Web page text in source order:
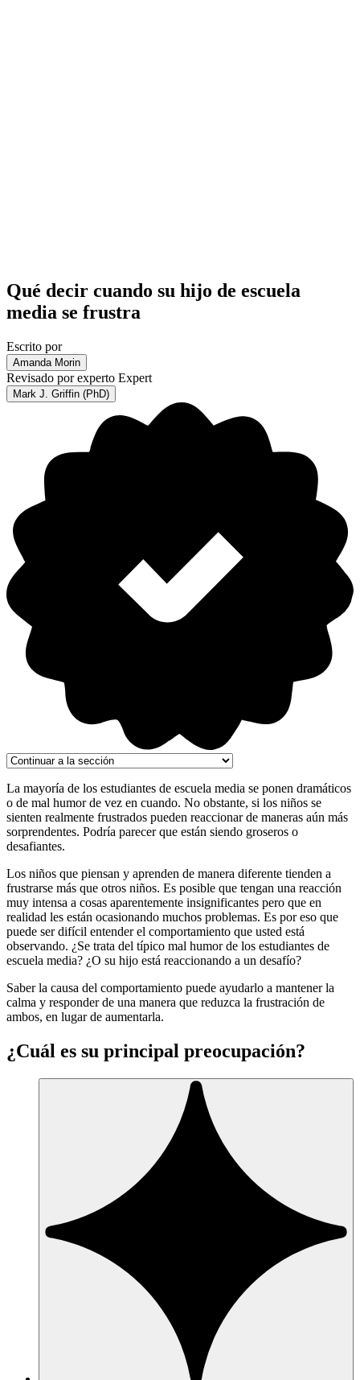
Qué decir cuando su hijo de escuela
media se frustra
Escrito por
Amanda Morin
Revisado por experto Expert
Mark J. Griffin (PhD)
La mayoría de los estudiantes de escuela media se ponen dramáticos
o de mal humor de vez en cuando. No obstante, si los niños se
sienten realmente frustrados pueden reaccionar de maneras aún más
sorprendentes. Podría parecer que están siendo groseros o
desafiantes.
Los niños que piensan y aprenden de manera diferente tienden a
frustrarse más que otros niños. Es posible que tengan una reacción
muy intensa a cosas aparentemente insignificantes pero que en
realidad les están ocasionando muchos problemas. Es por eso que
puede ser difícil entender el comportamiento que usted está
observando. ¿Se trata del típico mal humor de los estudiantes de
escuela media? ¿O su hijo está reaccionando a un desafío?
Saber la causa del comportamiento puede ayudarlo a mantener la
calma y responder de una manera que reduzca la frustración de
ambos, en lugar de aumentarla.
¿Cuál es su principal preocupación?